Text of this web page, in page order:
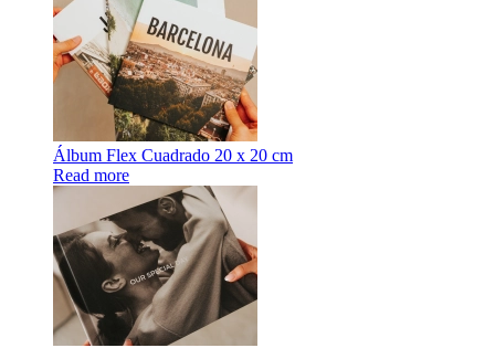
Álbum Flex Cuadrado 20 x 20 cm
Read more